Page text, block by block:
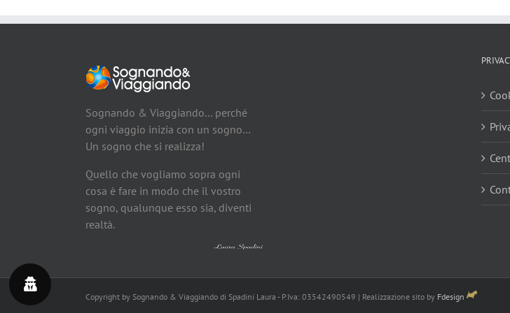
Sognando & Viaggiando… perché
ogni viaggio inizia con un sogno…
Un sogno che si realizza!
Quello che vogliamo sopra ogni
cosa è fare in modo che il vostro
sogno, qualunque esso sia, diventi
realtà.
Copyright by Sognando & Viaggiando di Spadini Laura - P.Iva: 03542490549 | Realizzazione sito by Fdesign